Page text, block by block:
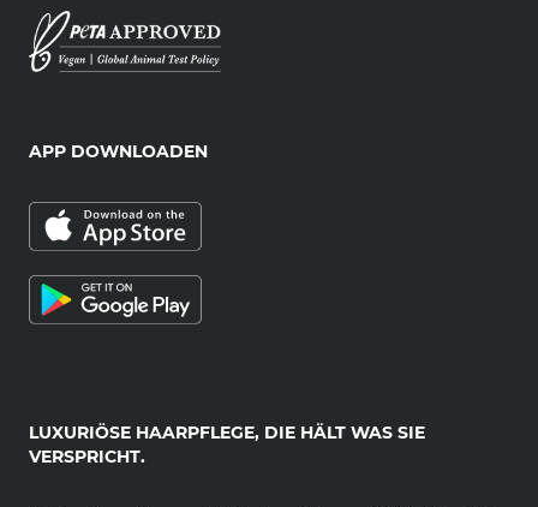
LUXURIÖSE HAARPFLEGE, DIE HÄLT WAS SIE
VERSPRICHT.
APP DOWNLOADEN